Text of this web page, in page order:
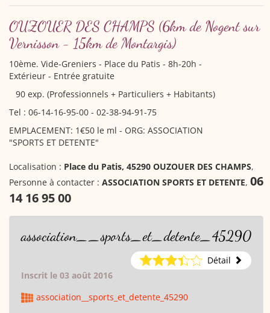
OUZOUER DES CHAMPS (6km de Nogent sur
Vernisson - 15km de Montargis)
10ème. Vide-Greniers - Place du Patis - 8h-20h -
Extérieur - Entrée gratuite
90 exp. (Professionnels + Particuliers + Habitants)
Tel : 06-14-16-95-00 - 02-38-94-91-75
EMPLACEMENT: 1€50 le ml - ORG: ASSOCIATION
"SPORTS ET DETENTE"
Localisation : Place du Patis, 45290 OUZOUER DES CHAMPS,
Personne à contacter : ASSOCIATION SPORTS ET DETENTE, 06
14 16 95 00
association__sports_et_detente_45290
Détail
Inscrit le 03 août 2016
association__sports_et_detente_45290